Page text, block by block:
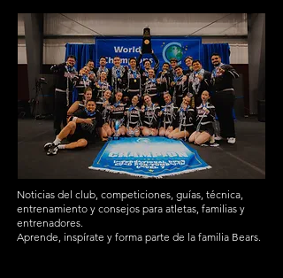
Noticias del club, competiciones, guías, técnica,
entrenamiento y consejos para atletas, familias y
entrenadores.
Aprende, inspírate y forma parte de la familia Bears.